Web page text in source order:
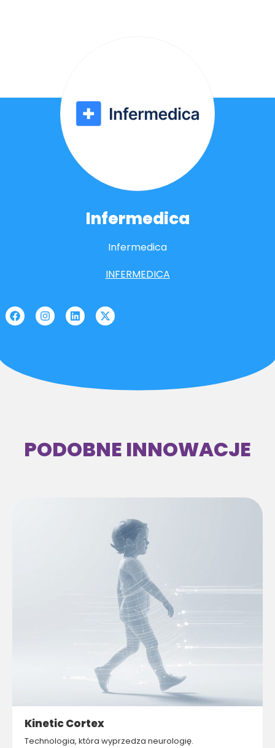
Infermedica
Infermedica
INFERMEDICA
PODOBNE INNOWACJE
Kinetic Cortex
Technologia, która wyprzedza neurologię.